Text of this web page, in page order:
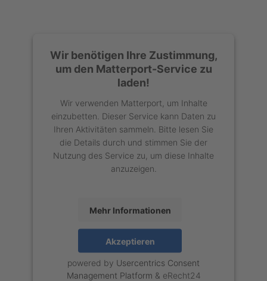
Wir benötigen Ihre Zustimmung,
um den Matterport-Service zu
laden!
Wir verwenden Matterport, um Inhalte
einzubetten. Dieser Service kann Daten zu
Ihren Aktivitäten sammeln. Bitte lesen Sie
die Details durch und stimmen Sie der
Nutzung des Service zu, um diese Inhalte
anzuzeigen.
Mehr Informationen
Akzeptieren
powered by Usercentrics Consent
Management Platform & eRecht24